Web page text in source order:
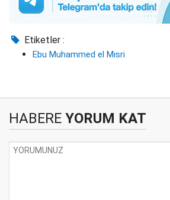
Etiketler :
Ebu Muhammed el Mısri
HABERE YORUM KAT